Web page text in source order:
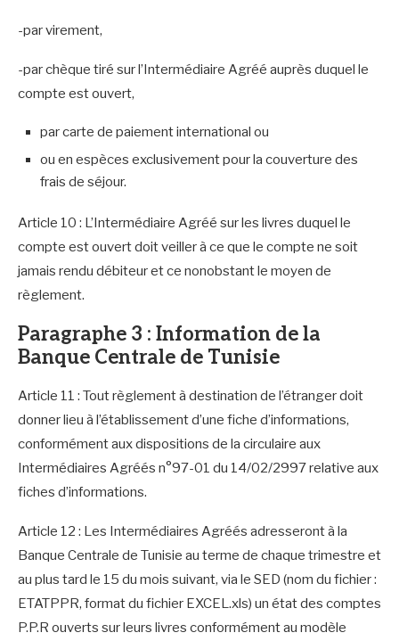
-par virement,
-par chèque tiré sur l’Intermédiaire Agréé auprès duquel le
compte est ouvert,
par carte de paiement international ou
ou en espèces exclusivement pour la couverture des
frais de séjour.
Article 10 : L’Intermédiaire Agréé sur les livres duquel le
compte est ouvert doit veiller à ce que le compte ne soit
jamais rendu débiteur et ce nonobstant le moyen de
règlement.
Paragraphe 3 : Information de la
Banque Centrale de Tunisie
Article 11 : Tout règlement à destination de l’étranger doit
donner lieu à l’établissement d’une fiche d’informations,
conformément aux dispositions de la circulaire aux
Intermédiaires Agréés n°97-01 du 14/02/2997 relative aux
fiches d’informations.
Article 12 : Les Intermédiaires Agréés adresseront à la
Banque Centrale de Tunisie au terme de chaque trimestre et
au plus tard le 15 du mois suivant, via le SED (nom du fichier :
ETATPPR, format du fichier EXCEL.xls) un état des comptes
P.P.R ouverts sur leurs livres conformément au modèle